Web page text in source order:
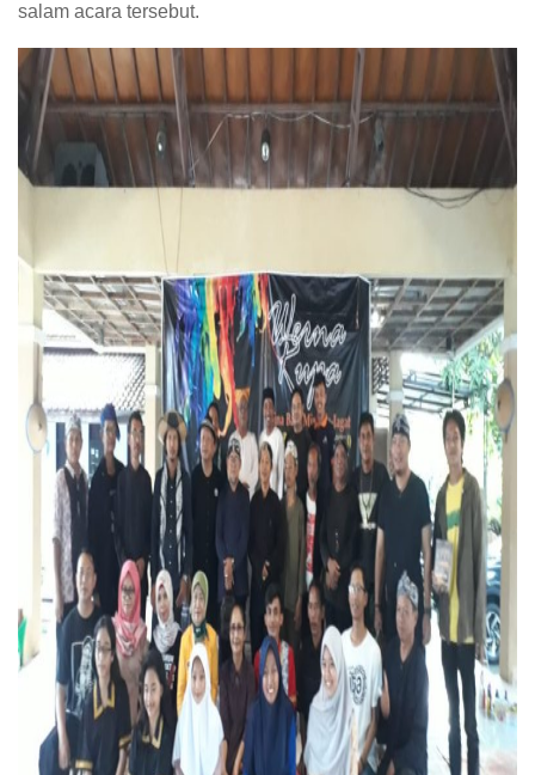
salam acara tersebut.